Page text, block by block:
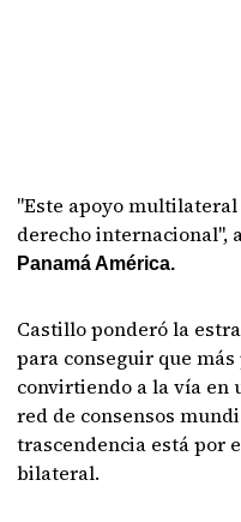
"Este apoyo
derecho internacional",
Panamá América.
Castillo ponderó la
para conseguir que
convirtiendo a la vía en
red de consensos
trascendencia está por
bilateral.